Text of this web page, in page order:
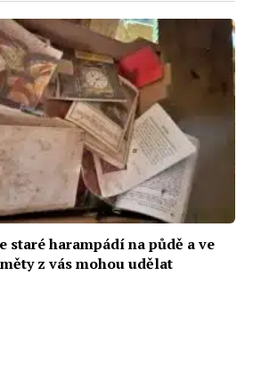
staré harampádí na půdě a ve
z vás mohou udělat